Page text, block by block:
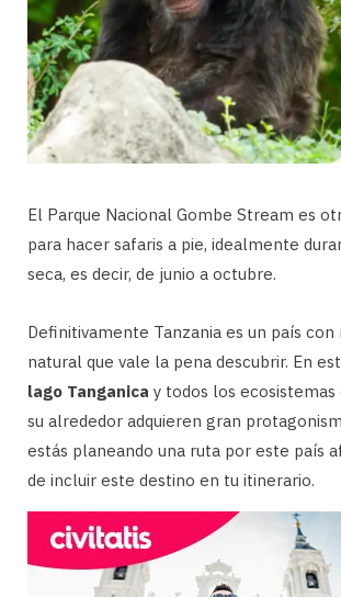
El Parque Nacional Gombe Stream es
para hacer safaris a pie, idealmente
seca, es decir, de junio a octubre.
Definitivamente Tanzania es un país con
natural que vale la pena descubrir. En
lago Tanganica y todos los
su alrededor adquieren gran
estás planeando una ruta por este país
de incluir este destino en tu itinerario.